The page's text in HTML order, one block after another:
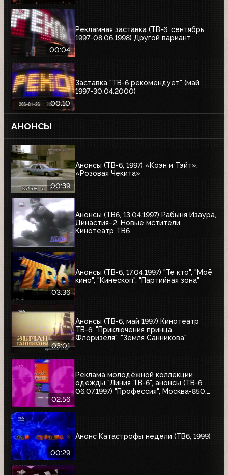
00:04
Рекламная заставка (ТВ-6, сентябрь
1997-08.06.1998) Другой вариант
00:10
Заставка "ТВ-6 рекомендует" (май
1997-30.04.2000)
АНОНСЫ
00:39
Анонсы (ТВ-6, 1997) «Коэн и Тэйт»,
«Розовая Чекита»
Анонсы (ТВ6, 13.04.1997) Рабыня Изаура,
Династия–2, Новые мстители,
Кинотеатр ТВ6
03:36
Анонсы (ТВ-6, 17.04.1997) "Те кто", "Моё
кино", "Кинескоп", "Партийная зона"
03:01
Анонсы (ТВ-6, май 1997) Кинотеатр
ТВ-6, "Приключения принца
Флоризеля", "Земля Санникова"
02:56
Реклама молодёжной коллекции
одежды "Линия ТВ-6", анонсы (ТВ-6,
06.07.1997) "Профессия", Москва-850,
00:29
Анонс Катастрофы недели (ТВ6, 1999)